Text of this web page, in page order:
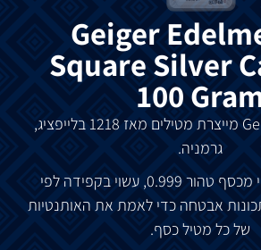
Geiger
Square Silver
100
Geiger Edelmetalle מייצרת מטילים מאז 1218 בלייפציג,
גרמניה.
כל מטיל גייגר עשוי מכסף טהור 0.999, עשוי בקפידה לפי
אבטחה כדי לאמת את האותנטיות
של כל מטיל כסף.